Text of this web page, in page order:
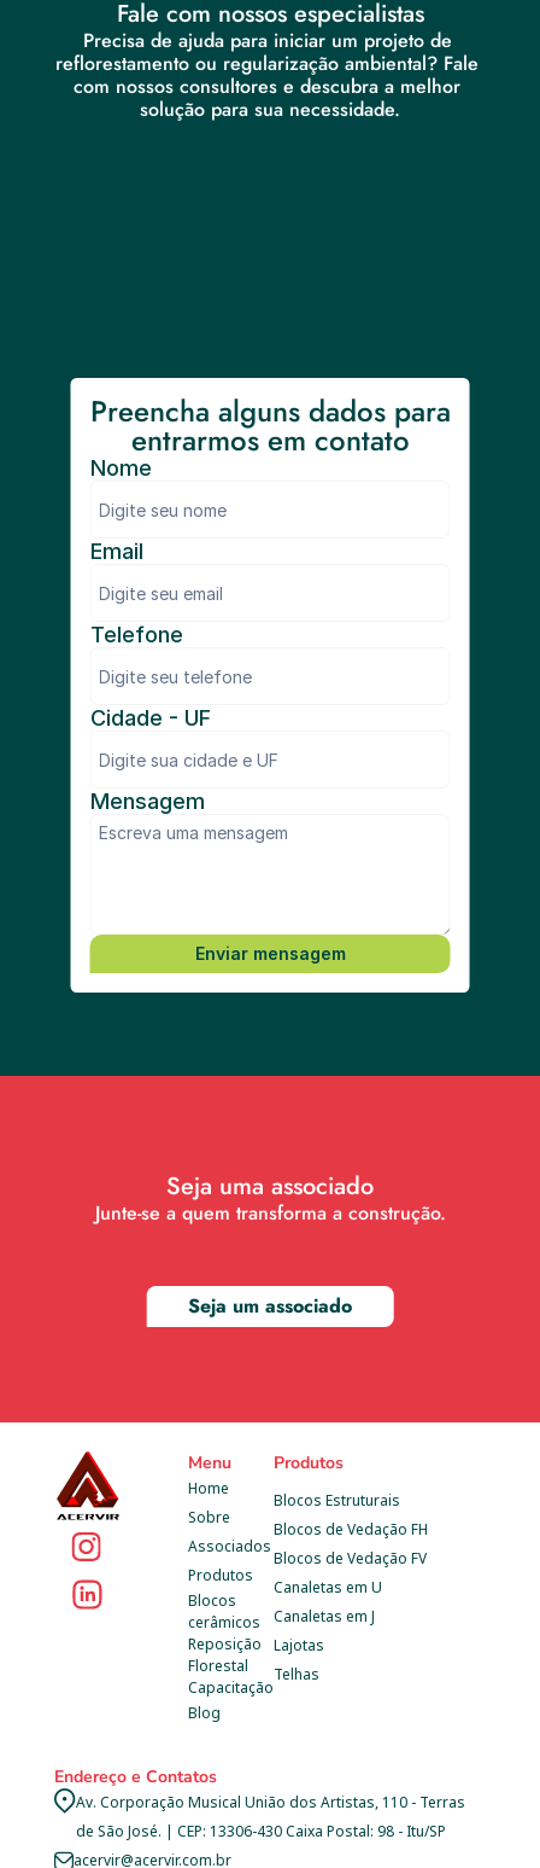
Menu
Home
Sobre
Blog
Associados
Produtos
Blocos
cerâmicos
Reposição
Florestal
Capacitação
Produtos
Blocos Estruturais
Blocos de Vedação FH
Blocos de Vedação FV
Canaletas em U
Canaletas em J
Lajotas
Telhas
Endereço e Contatos
Av. Corporação Musical União dos Artistas, 110 - Terras
de São José. | CEP: 13306-430 Caixa Postal: 98 - Itu/SP
acervir@acervir.com.br
Fale com nossos especialistas
Precisa de ajuda para iniciar um projeto de
reflorestamento ou regularização ambiental? Fale
com nossos consultores e descubra a melhor
solução para sua necessidade.
Preencha alguns dados para
entrarmos em contato
Email
Telefone
Nome
Cidade - UF
Mensagem
Enviar mensagem
Seja uma associado
Junte-se a quem transforma a construção.
Seja um associado